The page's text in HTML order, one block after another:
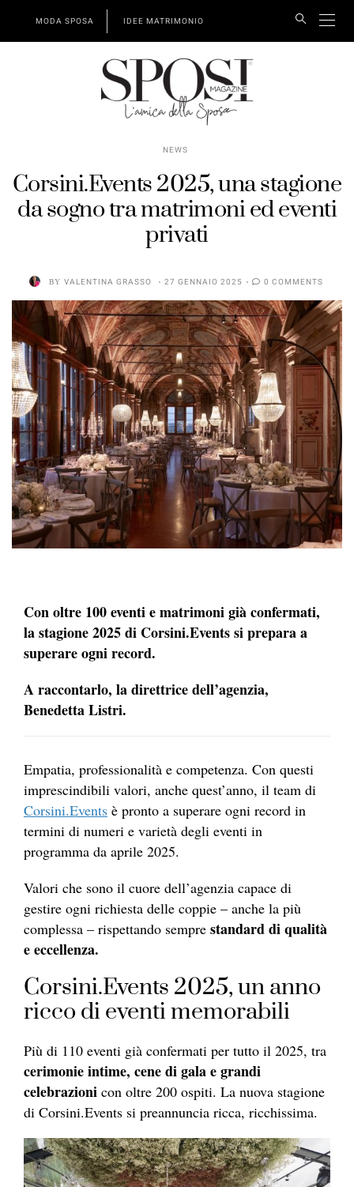
MODA SPOSA IDEE MATRIMONIO
NEWS
Corsini.Events 2025, una stagione
da sogno tra matrimoni ed eventi
privati
BY VALENTINA GRASSO 27 GENNAIO 2025 0 COMMENTS
Con oltre 100 eventi e matrimoni già confermati,
la stagione 2025 di Corsini.Events si prepara a
superare ogni record.
A raccontarlo, la direttrice dell’agenzia,
Benedetta Listri.
Empatia, professionalità e competenza. Con questi
imprescindibili valori, anche quest’anno, il team di
Corsini.Events è pronto a superare ogni record in
termini di numeri e varietà degli eventi in
programma da aprile 2025.
Valori che sono il cuore dell’agenzia capace di
gestire ogni richiesta delle coppie – anche la più
complessa – rispettando sempre standard di qualità
e eccellenza.
Corsini.Events 2025, un anno
ricco di eventi memorabili
Più di 110 eventi già confermati per tutto il 2025, tra
cerimonie intime, cene di gala e grandi
celebrazioni con oltre 200 ospiti. La nuova stagione
di Corsini.Events si preannuncia ricca, ricchissima.